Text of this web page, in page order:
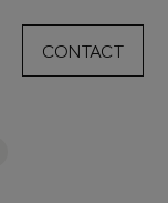
CONTACT